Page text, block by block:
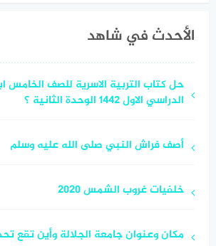
الأحدث في شاهد
حل كتاب التربية الاسرية للصف الخامس
الدراسي الاول ١٤٤٢ الوحدة الثانية ؟
أصف فراش النبي صلى الله عليه وسلم
خلفيات غروب الشمس 2020
مكان وعنوان جامعة الجلالة وأين تقع